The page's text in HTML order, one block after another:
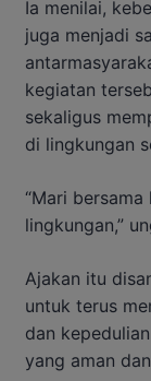
Ia menilai,
juga menjadi
kegiatan
sekaligus
di lingkungan
“Mari
lingkungan,”
Ajakan itu
untuk terus
dan
yang aman